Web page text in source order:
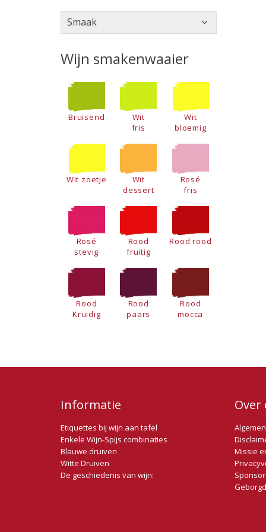
Smaak
Wijn smakenwaaier
Bruisend
Wit
fris
Wit
bloemig
Wit zoetje
Wit
dessert
Rosé
fris
Rosé
stevig
Rood
fruitig
Rood rood
Rood
Kruidig
Rood
paars
Rood
mocca
Informatie
Etiquettes bij wijn aan tafel
Enkele Wijn-Spijs combinaties
Blauwe druiven
Witte Druiven
De geschiedenis van wijn:
Over
Missie